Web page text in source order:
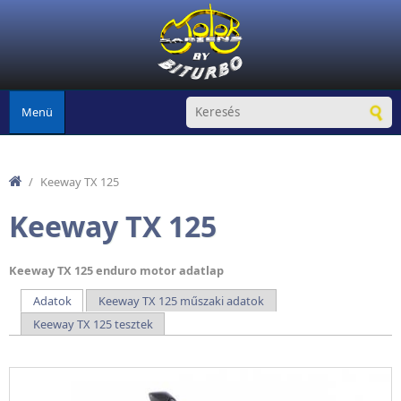
Menü
/ Keeway TX 125
Keeway TX 125
Keeway TX 125 enduro motor adatlap
Elsődleges fülek
Adatok(aktív fül)Keeway TX 125 műszaki adatok
Keeway TX 125 tesztek